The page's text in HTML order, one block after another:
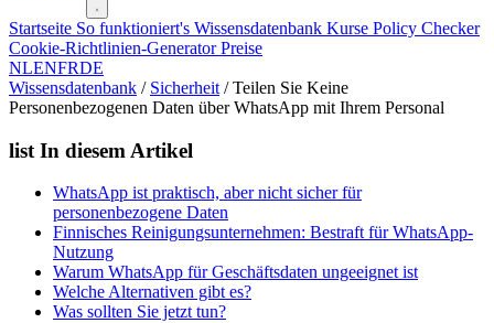
Startseite So funktioniert's Wissensdatenbank Kurse Policy Checker
Cookie-Richtlinien-GeneratorPreise
NLENFRDE
Wissensdatenbank / Sicherheit / Teilen Sie Keine
Personenbezogenen Daten über WhatsApp mit Ihrem Personal
list In diesem Artikel
WhatsApp ist praktisch, aber nicht sicher für
personenbezogene Daten
Finnisches Reinigungsunternehmen: Bestraft für WhatsApp-
Nutzung
Warum WhatsApp für Geschäftsdaten ungeeignet ist
Welche Alternativen gibt es?
Was sollten Sie jetzt tun?